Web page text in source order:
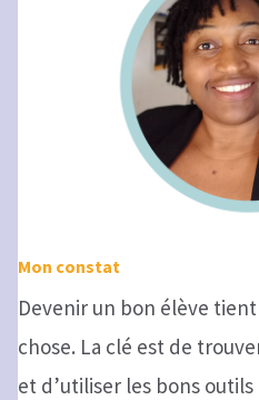
Mon constat
Devenir un bon élève
chose. La clé est de
et d’utiliser les bons